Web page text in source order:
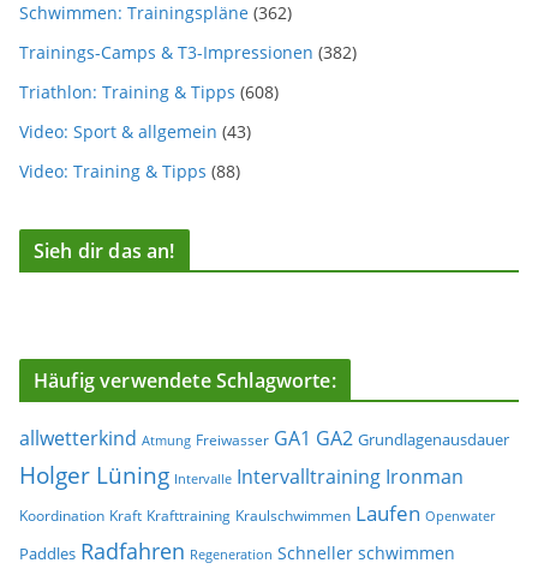
Schwimmen: Trainingspläne (362)
Trainings-Camps & T3-Impressionen (382)
Triathlon: Training & Tipps (608)
Video: Sport & allgemein (43)
Video: Training & Tipps (88)
Sieh dir das an!
Häufig verwendete Schlagworte:
allwetterkind Atmung Freiwasser GA1 GA2 Grundlagenausdauer
Holger Lüning Intervalle Intervalltraining Ironman
Koordination Kraft Krafttraining Kraulschwimmen Laufen Openwater
Paddles Radfahren Regeneration Schneller schwimmen